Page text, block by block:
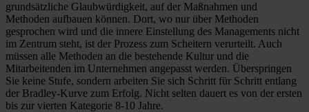
grundsätzliche Glaubwürdigkeit, auf der Maßnahmen und
Methoden aufbauen können. Dort, wo nur über Methoden
gesprochen wird und die innere Einstellung des Managements nicht
im Zentrum steht, ist der Prozess zum Scheitern verurteilt. Auch
müssen alle Methoden an die bestehende Kultur und die
Mitarbeitenden im Unternehmen angepasst werden. Überspringen
Sie keine Stufe, sondern arbeiten Sie sich Schritt für Schritt entlang
der Bradley-Kurve zum Erfolg. Nicht selten dauert es von der ersten
bis zur vierten Kategorie 8-10 Jahre.